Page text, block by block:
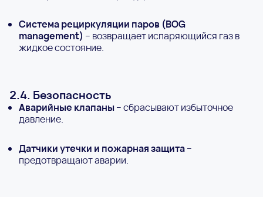
Система рециркуляции паров (BOG
management) – возвращает испаряющийся газ в
жидкое состояние.
2.4. Безопасность
Аварийные клапаны– сбрасывают избыточное
давление.
Датчики утечки и пожарная защита–
предотвращают аварии.